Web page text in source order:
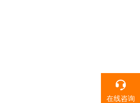
在线咨询